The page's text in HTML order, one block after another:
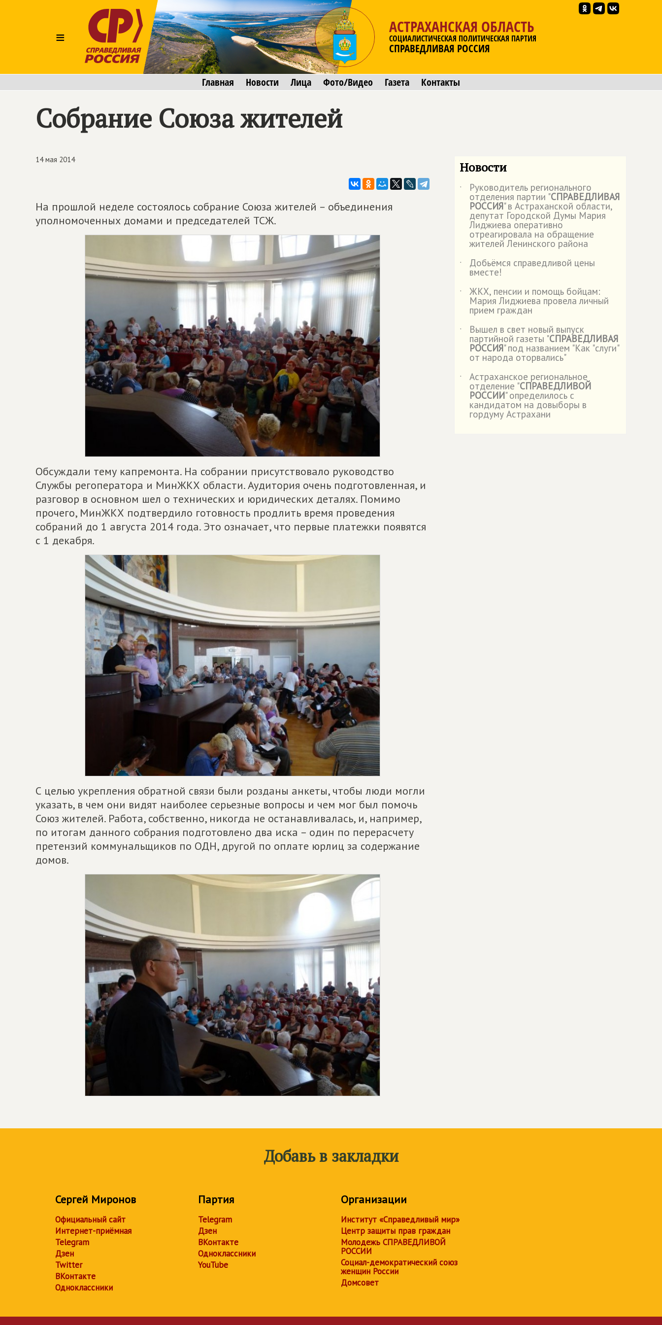
≡
АСТРАХАНСКАЯ ОБЛАСТЬ
СОЦИАЛИСТИЧЕСКАЯ ПОЛИТИЧЕСКАЯ ПАРТИЯ
СПРАВЕДЛИВАЯ РОССИЯ
Главная Новости Лица Фото/Видео Газета Контакты
Собрание Союза жителей
14 мая 2014
На прошлой неделе состоялось собрание Союза жителей – объединения
уполномоченных домами и председателей ТСЖ.
Обсуждали тему капремонта. На собрании присутствовало руководство
Службы регоператора и МинЖКХ области. Аудитория очень подготовленная, и
разговор в основном шел о технических и юридических деталях. Помимо
прочего, МинЖКХ подтвердило готовность продлить время проведения
собраний до 1 августа 2014 года. Это означает, что первые платежки появятся
с 1 декабря.
С целью укрепления обратной связи были розданы анкеты, чтобы люди могли
указать, в чем они видят наиболее серьезные вопросы и чем мог был помочь
Союз жителей. Работа, собственно, никогда не останавливалась, и, например,
по итогам данного собрания подготовлено два иска – один по перерасчету
претензий коммунальщиков по ОДН, другой по оплате юрлиц за содержание
домов.
Новости
˙ Руководитель регионального
отделения партии "СПРАВЕДЛИВАЯ
РОССИЯ" в Астраханской области,
депутат Городской Думы Мария
Лиджиева оперативно
отреагировала на обращение
жителей Ленинского района
˙
Добьёмся справедливой цены
вместе!
˙
ЖКХ, пенсии и помощь бойцам:
Мария Лиджиева провела личный
прием граждан
˙
Вышел в свет новый выпуск
партийной газеты "СПРАВЕДЛИВАЯ
РОССИЯ" под названием "Как "слуги"
от народа оторвались"
˙
Астраханское региональное
отделение "СПРАВЕДЛИВОЙ
РОССИИ" определилось с
кандидатом на довыборы в
гордуму Астрахани
Добавь в закладки
Сергей Миронов
Официальный сайт
Интернет-приёмная
Telegram
Дзен
Twitter
ВКонтакте
Одноклассники
Партия
Telegram
Дзен
ВКонтакте
Одноклассники
YouTube
Организации
Институт «Справедливый мир»
Центр защиты прав граждан
Молодежь СПРАВЕДЛИВОЙ
РОССИИ
Социал-демократический союз
женщин России
Домсовет